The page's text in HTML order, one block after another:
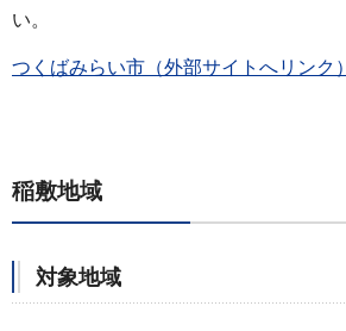
い。
つくばみらい市（外部サイトへリンク）
稲敷地域
対象地域